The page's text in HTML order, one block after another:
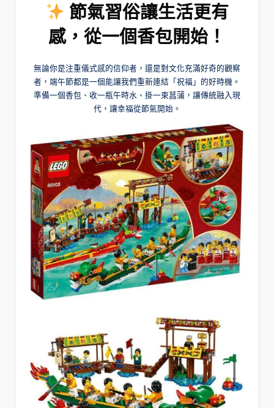
節氣習俗讓生活更有
感，從一個香包開始！
無論你是注重儀式感的信仰者，還是對文化充滿好奇的觀察
者，端午節都是一個能讓我們重新連結「祝福」的好時機。
準備一個香包、收一瓶午時水、掛一束菖蒲，讓傳統融入現
代，讓幸福從節氣開始。